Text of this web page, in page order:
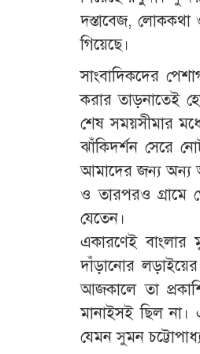
দস্তাবেজ,
গিয়েছে।
সাংবাদিকদের
করার তাড়নাতেই
শেষ সময়সীমার
ঝাঁকিদর্শন সেরে
আমাদের জন্য অন্য
ও তারপরও গ্রামে
যেতেন।
একারণেই
দাঁড়ানোর
আজকালে তা
মানাইসই ছিল
যেমন সুমন